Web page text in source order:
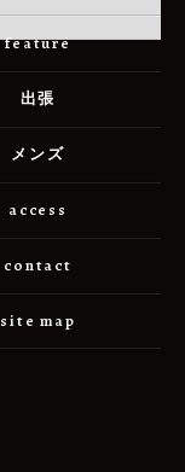
feature
出張
メンズ
access
contact
site map